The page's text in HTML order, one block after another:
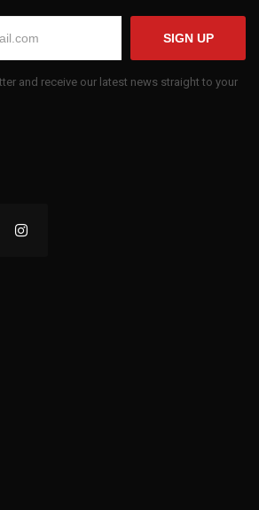
SIGN UP
and receive our latest news straight to your